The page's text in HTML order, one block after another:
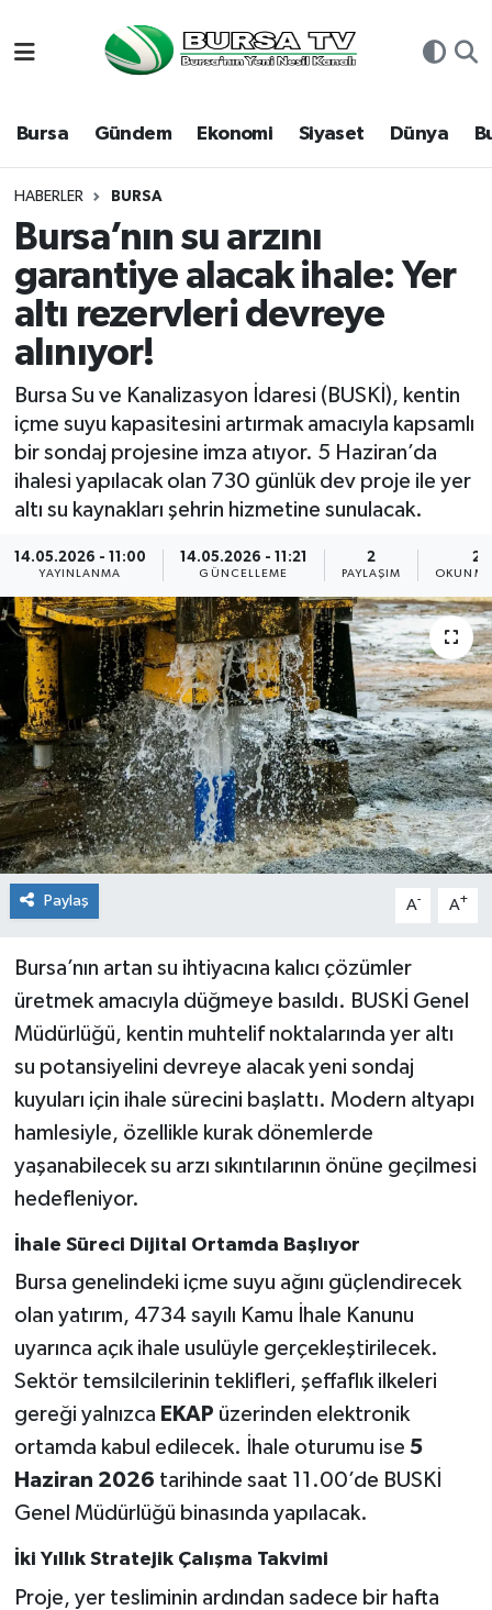
Bursa Gündem Ekonomi Siyaset Dünya
HABERLER BURSA
Bursa’nın su arzını
garantiye alacak ihale: Yer
altı rezervleri devreye
alınıyor!
Bursa Su ve Kanalizasyon İdaresi (BUSKİ), kentin
içme suyu kapasitesini artırmak amacıyla kapsamlı
bir sondaj projesine imza atıyor. 5 Haziran’da
ihalesi yapılacak olan 730 günlük dev proje ile yer
altı su kaynakları şehrin hizmetine sunulacak.
14.05.2026 - 11:00
YAYINLANMA
14.05.2026 - 11:21
GÜNCELLEME
2
PAYLAŞIM
2
Paylaş A- A+
Bursa’nın artan su ihtiyacına kalıcı çözümler
üretmek amacıyla düğmeye basıldı. BUSKİ Genel
Müdürlüğü, kentin muhtelif noktalarında yer altı
su potansiyelini devreye alacak yeni sondaj
kuyuları için ihale sürecini başlattı. Modern altyapı
hamlesiyle, özellikle kurak dönemlerde
yaşanabilecek su arzı sıkıntılarının önüne geçilmesi
hedefleniyor.
İhale Süreci Dijital Ortamda Başlıyor
Bursa genelindeki içme suyu ağını güçlendirecek
olan yatırım, 4734 sayılı Kamu İhale Kanunu
uyarınca açık ihale usulüyle gerçekleştirilecek.
Sektör temsilcilerinin teklifleri, şeffaflık ilkeleri
gereği yalnızca EKAP üzerinden elektronik
ortamda kabul edilecek. İhale oturumu ise 5
Haziran 2026 tarihinde saat 11.00’de BUSKİ
Genel Müdürlüğü binasında yapılacak.
İki Yıllık Stratejik Çalışma Takvimi
Proje, yer tesliminin ardından sadece bir hafta
Bursa
Dünya
Eğitim
Ekonomi
Genel
Gündem
Magazin
Spor
Teknoloji
Türkiye
Hava Durumu
Namaz Vakitleri
Trafik Durumu
Süper Lig Puan Durumu ve Fikstür
Tüm Manşetler
Son Dakika Haberleri
Haber Arşivi